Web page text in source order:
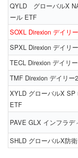
QYLD グローバルX
ール ETF
SOXL Direxion デイリ
SPXL Direxion デイリ
TECL Direxion デイリ
TMF Direxion デイリー
XYLD グローバルX
ETF
PAVE GLX インフラ
SHLD グローバルX防